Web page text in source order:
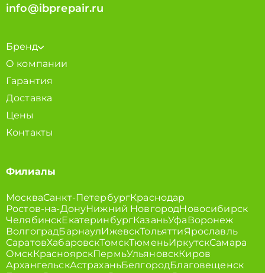
info@ibprepair.ru
Бренд
О компании
Гарантия
Доставка
Цены
Контакты
Филиалы
МоскваСанкт-ПетербургКраснодар
Ростов-на-ДонуНижний НовгородНовосибирск
ЧелябинскЕкатеринбургКазаньУфаВоронеж
ВолгоградБарнаулИжевскТольяттиЯрославль
СаратовХабаровскТомскТюменьИркутскСамара
ОмскКрасноярскПермьУльяновскКиров
АрхангельскАстраханьБелгородБлаговещенск